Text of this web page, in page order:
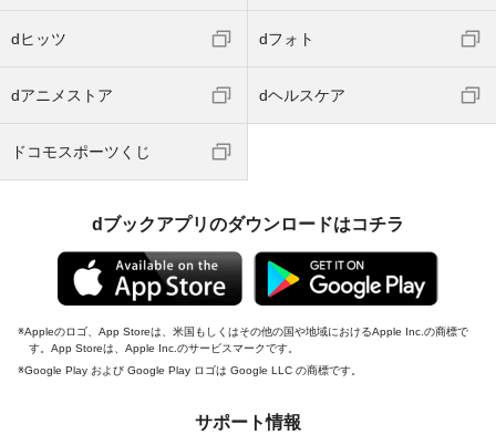
dヒッツ dフォト
dアニメストア dヘルスケア
ドコモスポーツくじ
dブックアプリのダウンロードはコチラ
Appleのロゴ、App Storeは、米国もしくはその他の国や地域におけるApple Inc.の商標で
す。App Storeは、Apple Inc.のサービスマークです。
Google Play および Google Play ロゴは Google LLC の商標です。
サポート情報